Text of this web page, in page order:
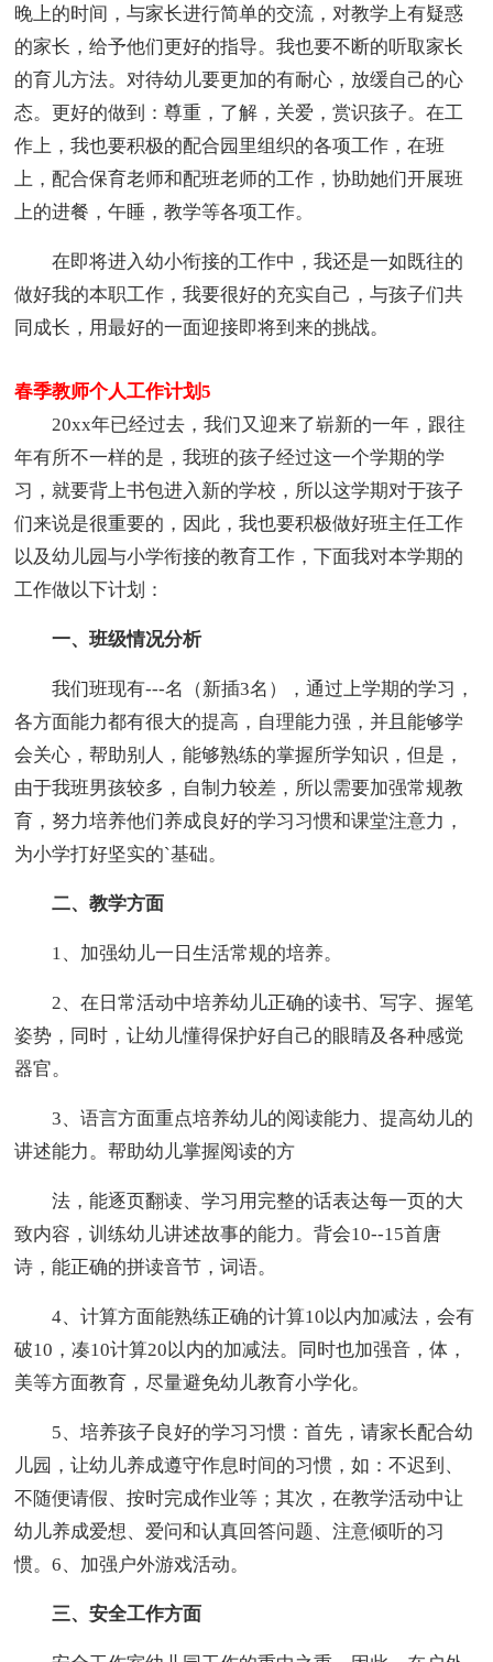
晚上的时间，与家长进行简单的交流，对教学上有疑惑
的家长，给予他们更好的指导。我也要不断的听取家长
的育儿方法。对待幼儿要更加的有耐心，放缓自己的心
态。更好的做到：尊重，了解，关爱，赏识孩子。在工
作上，我也要积极的配合园里组织的各项工作，在班
上，配合保育老师和配班老师的工作，协助她们开展班
上的进餐，午睡，教学等各项工作。
在即将进入幼小衔接的工作中，我还是一如既往的
做好我的本职工作，我要很好的充实自己，与孩子们共
同成长，用最好的一面迎接即将到来的挑战。
春季教师个人工作计划5
20xx年已经过去，我们又迎来了崭新的一年，跟往
年有所不一样的是，我班的孩子经过这一个学期的学
习，就要背上书包进入新的学校，所以这学期对于孩子
们来说是很重要的，因此，我也要积极做好班主任工作
以及幼儿园与小学衔接的教育工作，下面我对本学期的
工作做以下计划：
一、班级情况分析
我们班现有---名（新插3名），通过上学期的学习，
各方面能力都有很大的提高，自理能力强，并且能够学
会关心，帮助别人，能够熟练的掌握所学知识，但是，
由于我班男孩较多，自制力较差，所以需要加强常规教
育，努力培养他们养成良好的学习习惯和课堂注意力，
为小学打好坚实的`基础。
二、教学方面
1、加强幼儿一日生活常规的培养。
2、在日常活动中培养幼儿正确的读书、写字、握笔
姿势，同时，让幼儿懂得保护好自己的眼睛及各种感觉
器官。
3、语言方面重点培养幼儿的阅读能力、提高幼儿的
讲述能力。帮助幼儿掌握阅读的方
法，能逐页翻读、学习用完整的话表达每一页的大
致内容，训练幼儿讲述故事的能力。背会10--15首唐
诗，能正确的拼读音节，词语。
4、计算方面能熟练正确的计算10以内加减法，会有
破10，凑10计算20以内的加减法。同时也加强音，体，
美等方面教育，尽量避免幼儿教育小学化。
5、培养孩子良好的学习习惯：首先，请家长配合幼
儿园，让幼儿养成遵守作息时间的习惯，如：不迟到、
不随便请假、按时完成作业等；其次，在教学活动中让
幼儿养成爱想、爱问和认真回答问题、注意倾听的习
惯。6、加强户外游戏活动。
三、安全工作方面